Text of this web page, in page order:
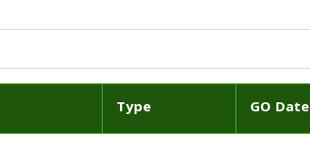
Type GO Date